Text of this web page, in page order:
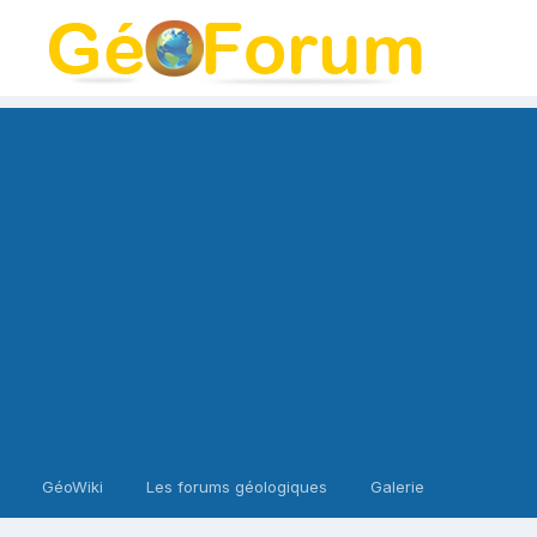
GéoWiki Les forums géologiques Galerie